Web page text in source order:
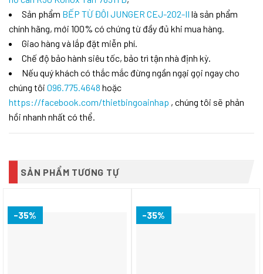
Sản phẩm BẾP TỪ ĐÔI JUNGER CEJ-202-II là sản phẩm
chính hãng, mới 100% có chứng từ đầy đủ khi mua hàng.
Giao hàng và lắp đặt miễn phí.
Chế độ bảo hành siêu tốc, bảo trì tận nhà định kỳ.
Nếu quý khách có thắc mắc đừng ngần ngại gọi ngay cho
chúng tôi 096.775.4648 hoặc
https://facebook.com/thietbingoainhap , chúng tôi sẽ phản
hồi nhanh nhất có thể.
SẢN PHẨM TƯƠNG TỰ
-35% -35%